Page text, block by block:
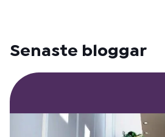
Senaste bloggar